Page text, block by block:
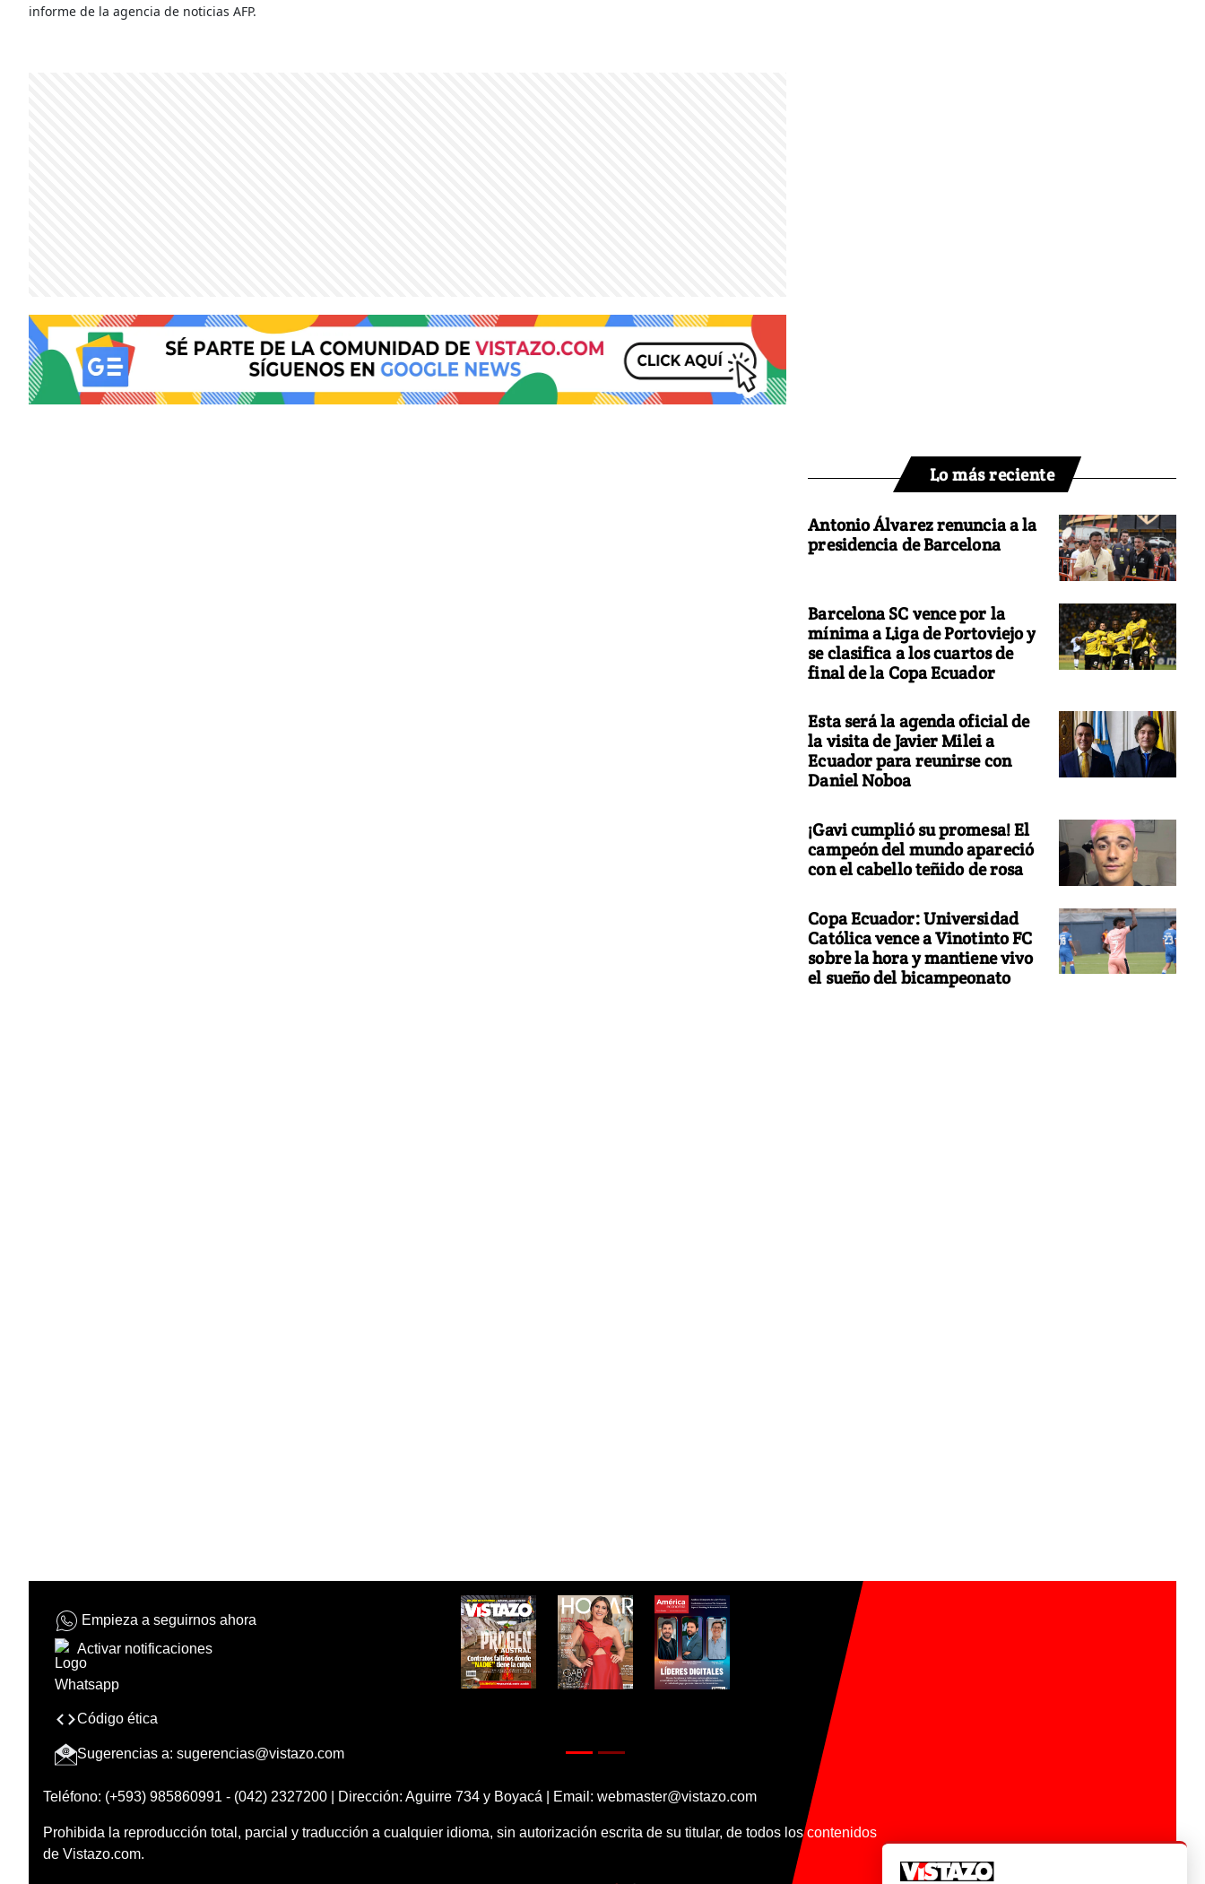
informe de la agencia de noticias AFP.
Lo más reciente
Antonio Álvarez renuncia a la
presidencia de Barcelona
Barcelona SC vence por la
mínima a Liga de Portoviejo y
se clasifica a los cuartos de
final de la Copa Ecuador
Esta será la agenda oficial de
la visita de Javier Milei a
Ecuador para reunirse con
Daniel Noboa
¡Gavi cumplió su promesa! El
campeón del mundo apareció
con el cabello teñido de rosa
Copa Ecuador: Universidad
Católica vence a Vinotinto FC
sobre la hora y mantiene vivo
el sueño del bicampeonato
Empieza a seguirnos ahora
Activar notificaciones
Código ética
Sugerencias a: sugerencias@vistazo.com
Teléfono: (+593) 985860991 - (042) 2327200 | Dirección: Aguirre 734 y Boyacá | Email: webmaster@vistazo.com
Prohibida la reproducción total, parcial y traducción a cualquier idioma, sin autorización escrita de su titular, de todos los contenidos
de Vistazo.com.